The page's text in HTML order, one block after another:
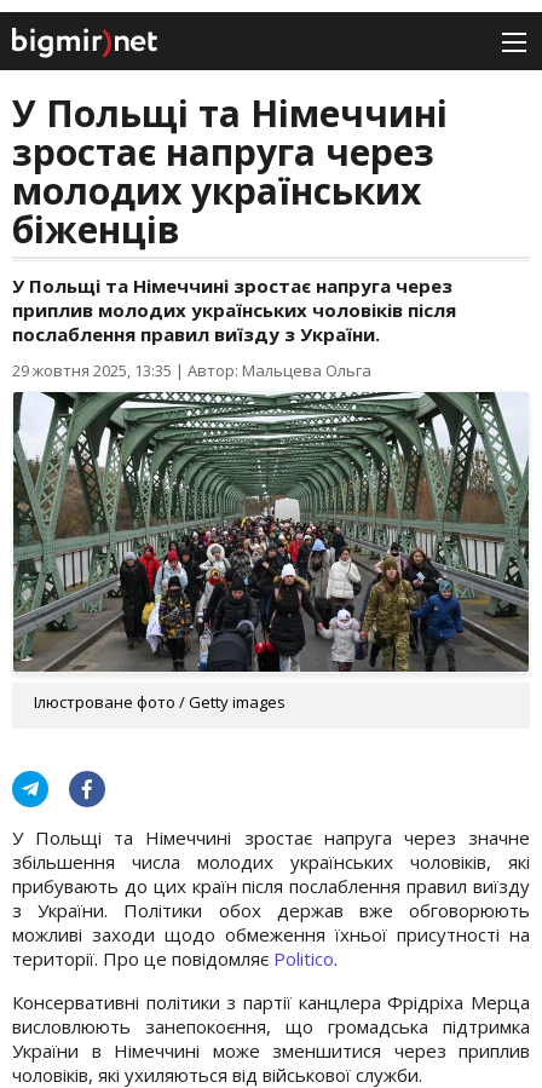
У Польщі та Німеччині
зростає напруга через
молодих українських
біженців
У Польщі та Німеччині зростає напруга через
приплив молодих українських чоловіків після
послаблення правил виїзду з України.
29 жовтня 2025, 13:35 | Автор: Мальцева Ольга
Ілюстроване фото / Getty images
У Польщі та Німеччині зростає напруга через значне
збільшення числа молодих українських чоловіків, які
прибувають до цих країн після послаблення правил виїзду
з України. Політики обох держав вже обговорюють
можливі заходи щодо обмеження їхньої присутності на
території. Про це повідомляє Politico.
Консервативні політики з партії канцлера Фрідріха Мерца
висловлюють занепокоєння, що громадська підтримка
України в Німеччині може зменшитися через приплив
чоловіків, які ухиляються від військової служби.